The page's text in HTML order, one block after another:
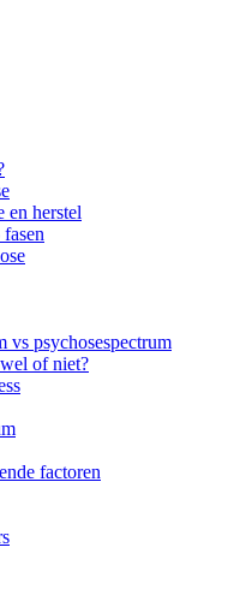
en herstel
vs psychosespectrum
of niet?
factoren